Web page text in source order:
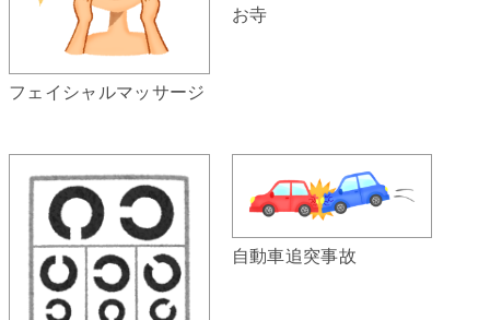
フェイシャルマッサージ
お寺
自動車追突事故